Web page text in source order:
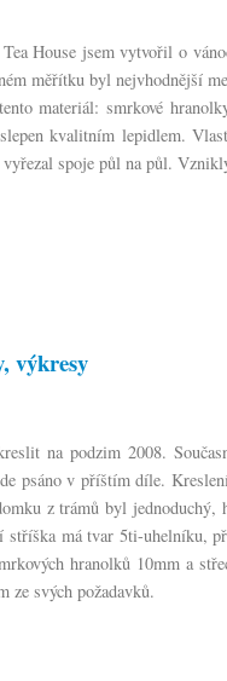
House jsem vytvořil o
měřítku byl nejvhodnější
materiál: smrkové
kvalitním lepidlem.
spoje půl na půl.
výkresy
na podzim 2008.
psáno v příštím díle.
z trámů byl
stříška má tvar 5ti-uhelníku,
hranolků 10mm a
ze svých požadavků.